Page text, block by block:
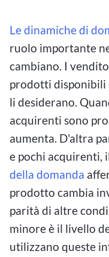
Le dinamiche di
ruolo importante
cambiano. I
prodotti disponibili
li desiderano.
acquirenti sono
aumenta. D'altra
e pochi acquirenti,
della domanda
prodotto cambia
parità di altre
minore è il livello
utilizzano queste